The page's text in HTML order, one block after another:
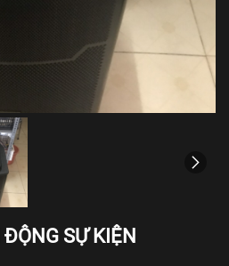
SỰ KIỆN